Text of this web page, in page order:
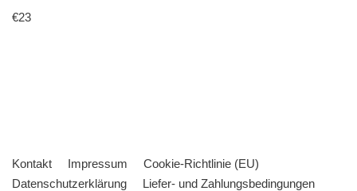
€23
Kontakt Impressum
Cookie-Richtlinie (EU)
Datenschutzerklärung
Liefer- und Zahlungsbedingungen